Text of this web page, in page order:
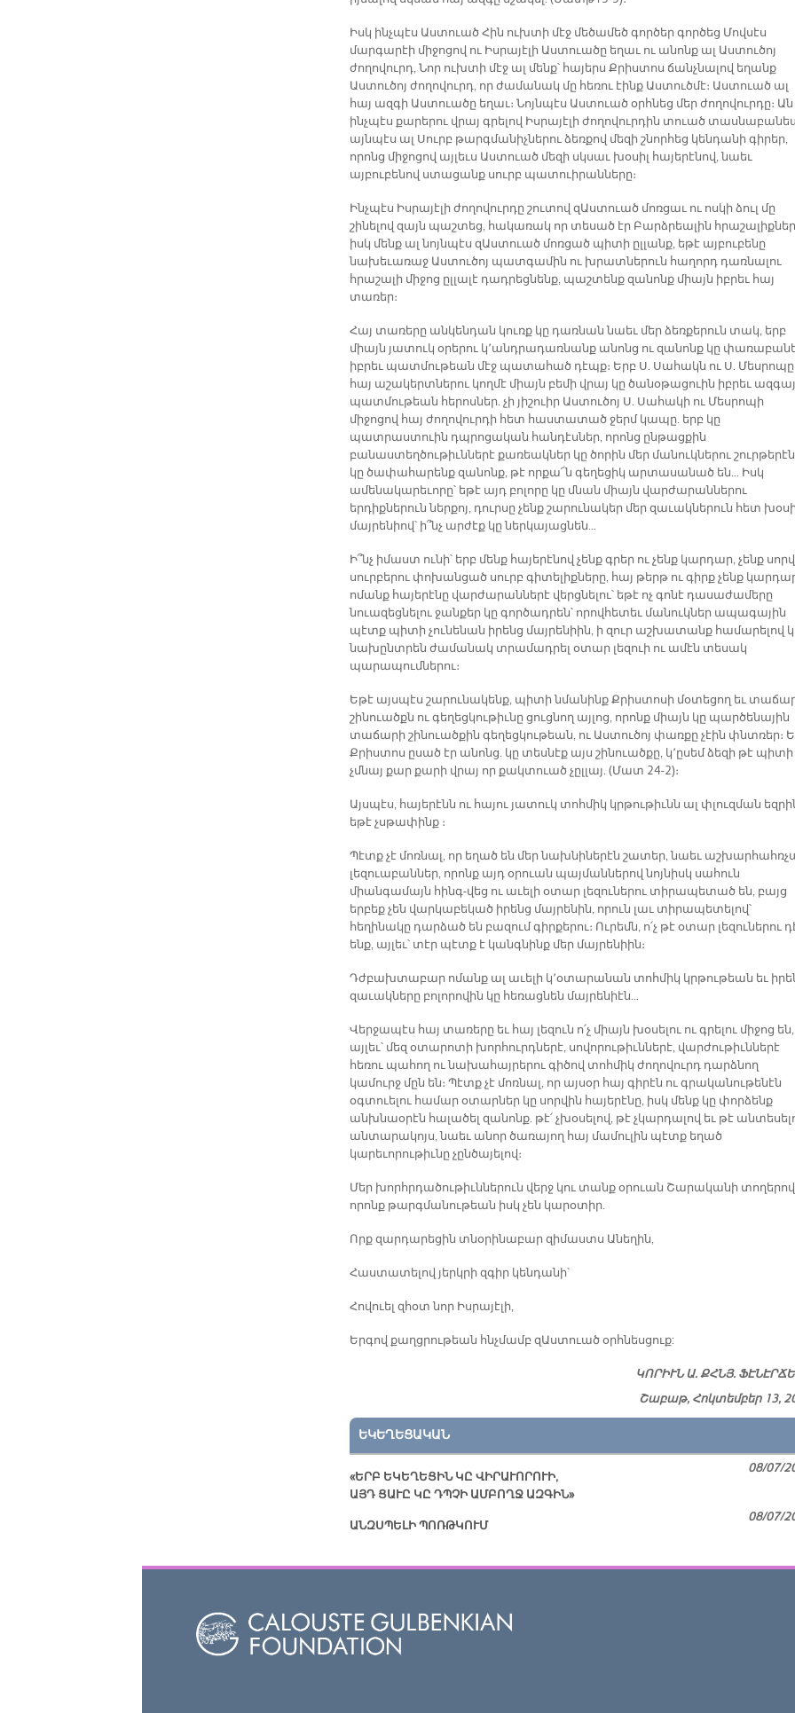
Իսկ ինչպէս Աստուած Հին ուխտի մէջ մեծամեծ գործեր գործեց Մովսէս
մարգարէի միջոցով ու Իսրայէլի Աստուածը եղաւ ու անոնք ալ Աստուծոյ
ժողովուրդ, Նոր ուխտի մէջ ալ մենք՝ հայերս Քրիստոս ճանչնալով եղանք
Աստուծոյ ժողովուրդ, որ ժամանակ մը հեռու էինք Աստուծմէ։ Աստուած ալ
հայ ազգի Աստուածը եղաւ։ Նոյնպէս Աստուած օրհնեց մեր ժողովուրդը։ Ան
ինչպէս քարերու վրայ գրելով Իսրայէլի ժողովուրդին տուած
այնպէս ալ Սուրբ թարգմանիչներու ձեռքով մեզի շնորհեց կենդանի գիրեր,
որոնց միջոցով այլեւս Աստուած մեզի սկսաւ խօսիլ հայերէնով, նաեւ
այբուբենով ստացանք սուրբ պատուիրանները։
Ինչպէս Իսրայէլի ժողովուրդը շուտով զԱստուած մոռցաւ ու ոսկի ձուլ մը
շինելով զայն պաշտեց, հակառակ որ տեսած էր Բարձրեալին
իսկ մենք ալ նոյնպէս զԱստուած մոռցած պիտի ըլլանք, եթէ այբուբենը
նախեւառաջ Աստուծոյ պատգամին ու խրատներուն հաղորդ դառնալու
հրաշալի միջոց ըլլալէ դադրեցնենք, պաշտենք զանոնք միայն իբրեւ հայ
տառեր։
Հայ տառերը անկենդան կուռք կը դառնան նաեւ մեր ձեռքերուն տակ, երբ
միայն յատուկ օրերու կ՚անդրադառնանք անոնց ու զանոնք կը
իբրեւ պատմութեան մէջ պատահած դէպք։ Երբ Ս. Սահակն ու Ս. Մեսրոպը
հայ աշակերտներու կողմէ միայն բեմի վրայ կը ծանօթացուին իբրեւ
պատմութեան հերոսներ. չի յիշուիր Աստուծոյ Ս. Սահակի ու Մեսրոպի
միջոցով հայ ժողովուրդի հետ հաստատած ջերմ կապը. երբ կը
պատրաստուին դպրոցական հանդէսներ, որոնց ընթացքին
բանաստեղծութիւններէ քառեակներ կը ծորին մեր մանուկներու շուրթերէն
կը ծափահարենք զանոնք, թէ որքա՜ն գեղեցիկ արտասանած են… Իսկ
ամենակարեւորը՝ եթէ այդ բոլորը կը մնան միայն վարժարաններու
երդիքներուն ներքոյ, դուրսը չենք շարունակեր մեր զաւակներուն հետ
մայրենիով՝ ի՞նչ արժէք կը ներկայացնեն…
Ի՞նչ իմաստ ունի՝ երբ մենք հայերէնով չենք գրեր ու չենք կարդար, չենք
սուրբերու փոխանցած սուրբ գիտելիքները, հայ թերթ ու գիրք չենք
ոմանք հայերէնը վարժարաններէ վերցնելու՝ եթէ ոչ գոնէ դասաժամերը
նուազեցնելու ջանքեր կը գործադրեն՝ որովհետեւ մանուկներ ապագային
պէտք պիտի չունենան իրենց մայրենիին, ի զուր աշխատանք համարելով
նախընտրեն ժամանակ տրամադրել օտար լեզուի ու ամէն տեսակ
պարապումներու։
Եթէ այսպէս շարունակենք, պիտի նմանինք Քրիստոսի մօտեցող եւ
շինուածքն ու գեղեցկութիւնը ցուցնող այլոց, որոնք միայն կը պարծենային
տաճարի շինուածքին գեղեցկութեան, ու Աստուծոյ փառքը չէին փնտռեր։
Քրիստոս ըսած էր անոնց. կը տեսնէք այս շինուածքը, կ՚ըսեմ ձեզի թէ պիտի
չմնայ քար քարի վրայ որ քակտուած չըլլայ. (Մատ 24-2)։
Այսպէս, հայերէնն ու հայու յատուկ տոհմիկ կրթութիւնն ալ փլուզման
եթէ չսթափինք ։
Պէտք չէ մոռնալ, որ եղած են մեր նախնիներէն շատեր, նաեւ
լեզուաբաններ, որոնք այդ օրուան պայմաններով նոյնիսկ սահուն
միանգամայն հինգ-վեց ու աւելի օտար լեզուներու տիրապետած են, բայց
երբեք չեն վարկաբեկած իրենց մայրենին, որուն լաւ տիրապետելով՝
հեղինակը դարձած են բազում գիրքերու։ Ուրեմն, ո՛չ թէ օտար լեզուներու
ենք, այլեւ՝ տէր պէտք է կանգնինք մեր մայրենիին։
Դժբախտաբար ոմանք ալ աւելի կ՚օտարանան տոհմիկ կրթութեան եւ
զաւակները բոլորովին կը հեռացնեն մայրենիէն…
Վերջապէս հայ տառերը եւ հայ լեզուն ո՛չ միայն խօսելու ու գրելու միջոց են,
այլեւ՝ մեզ օտարոտի խորհուրդներէ, սովորութիւններէ, վարժութիւններէ
հեռու պահող ու նախահայրերու գիծով տոհմիկ ժողովուրդ դարձնող
կամուրջ մըն են։ Պէտք չէ մոռնալ, որ այսօր հայ գիրէն ու գրականութենէն
օգտուելու համար օտարներ կը սորվին հայերէնը, իսկ մենք կը փորձենք
անխնաօրէն հալածել զանոնք. թէ՛ չխօսելով, թէ չկարդալով եւ թէ
անտարակոյս, նաեւ անոր ծառայող հայ մամուլին պէտք եղած
կարեւորութիւնը չընծայելով։
Մեր խորհրդածութիւններուն վերջ կու տանք օրուան Շարականի
որոնք թարգմանութեան իսկ չեն կարօտիր.
Որք զարդարեցին տնօրինաբար զիմաստս Անեղին,
Հաստատելով յերկրի զգիր կենդանի՝
Հովուել զհօտ նոր Իսրայէլի,
Երգով քաղցրութեան հնչմամբ զԱստուած օրհնեսցուք:
ԿՈ­ՐԻՒՆ Ա. ՔՀՆՅ.
Շաբաթ, Հոկտեմբեր 13,
ԵԿԵՂԵՑԱԿԱՆ
«ԵՐԲ ԵԿԵՂԵՑԻՆ ԿԸ ՎԻՐԱՒՈՐՈՒԻ,
ԱՅԴ ՑԱՒԸ ԿԸ ԴՊՉԻ ԱՄԲՈՂՋ ԱԶԳԻՆ»
08/07/
ԱՆԶՍՊԵԼԻ ՊՈՌԹԿՈՒՄ
08/07/